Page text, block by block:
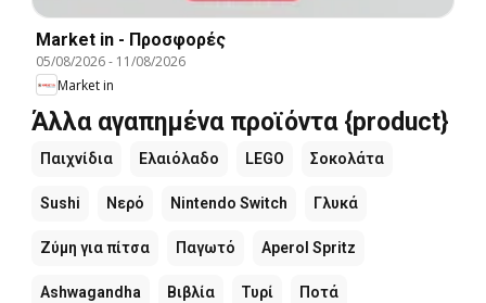
Market in - Προσφορές
05/08/2026- 11/08/2026
Market in
Άλλα αγαπημένα προϊόντα {product}
Παιχνίδια Ελαιόλαδο LEGO Σοκολάτα
Sushi Νερό Nintendo Switch Γλυκά
Ζύμη για πίτσα Παγωτό Aperol Spritz
Ashwagandha Βιβλία Τυρί Ποτά